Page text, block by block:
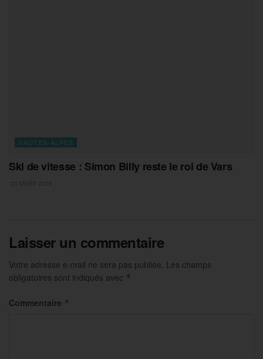
HAUTES-ALPES
Ski de vitesse : Simon Billy reste le roi de Vars
Laisser un commentaire
Votre adresse e-mail ne sera pas publiée. Les champs
obligatoires sont indiqués avec *
Commentaire *